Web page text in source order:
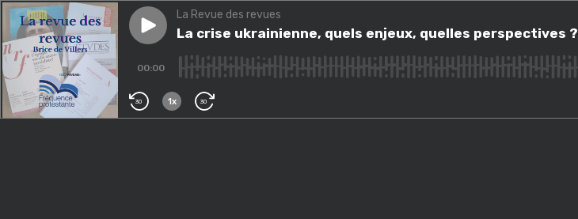
Play episodeLa crise ukrainienne, quels enjeux, quelles perspectives ?
La Revue des revues
La crise ukrainienne, quels enjeux, quelles perspectives ?
00:00
30 1x 30